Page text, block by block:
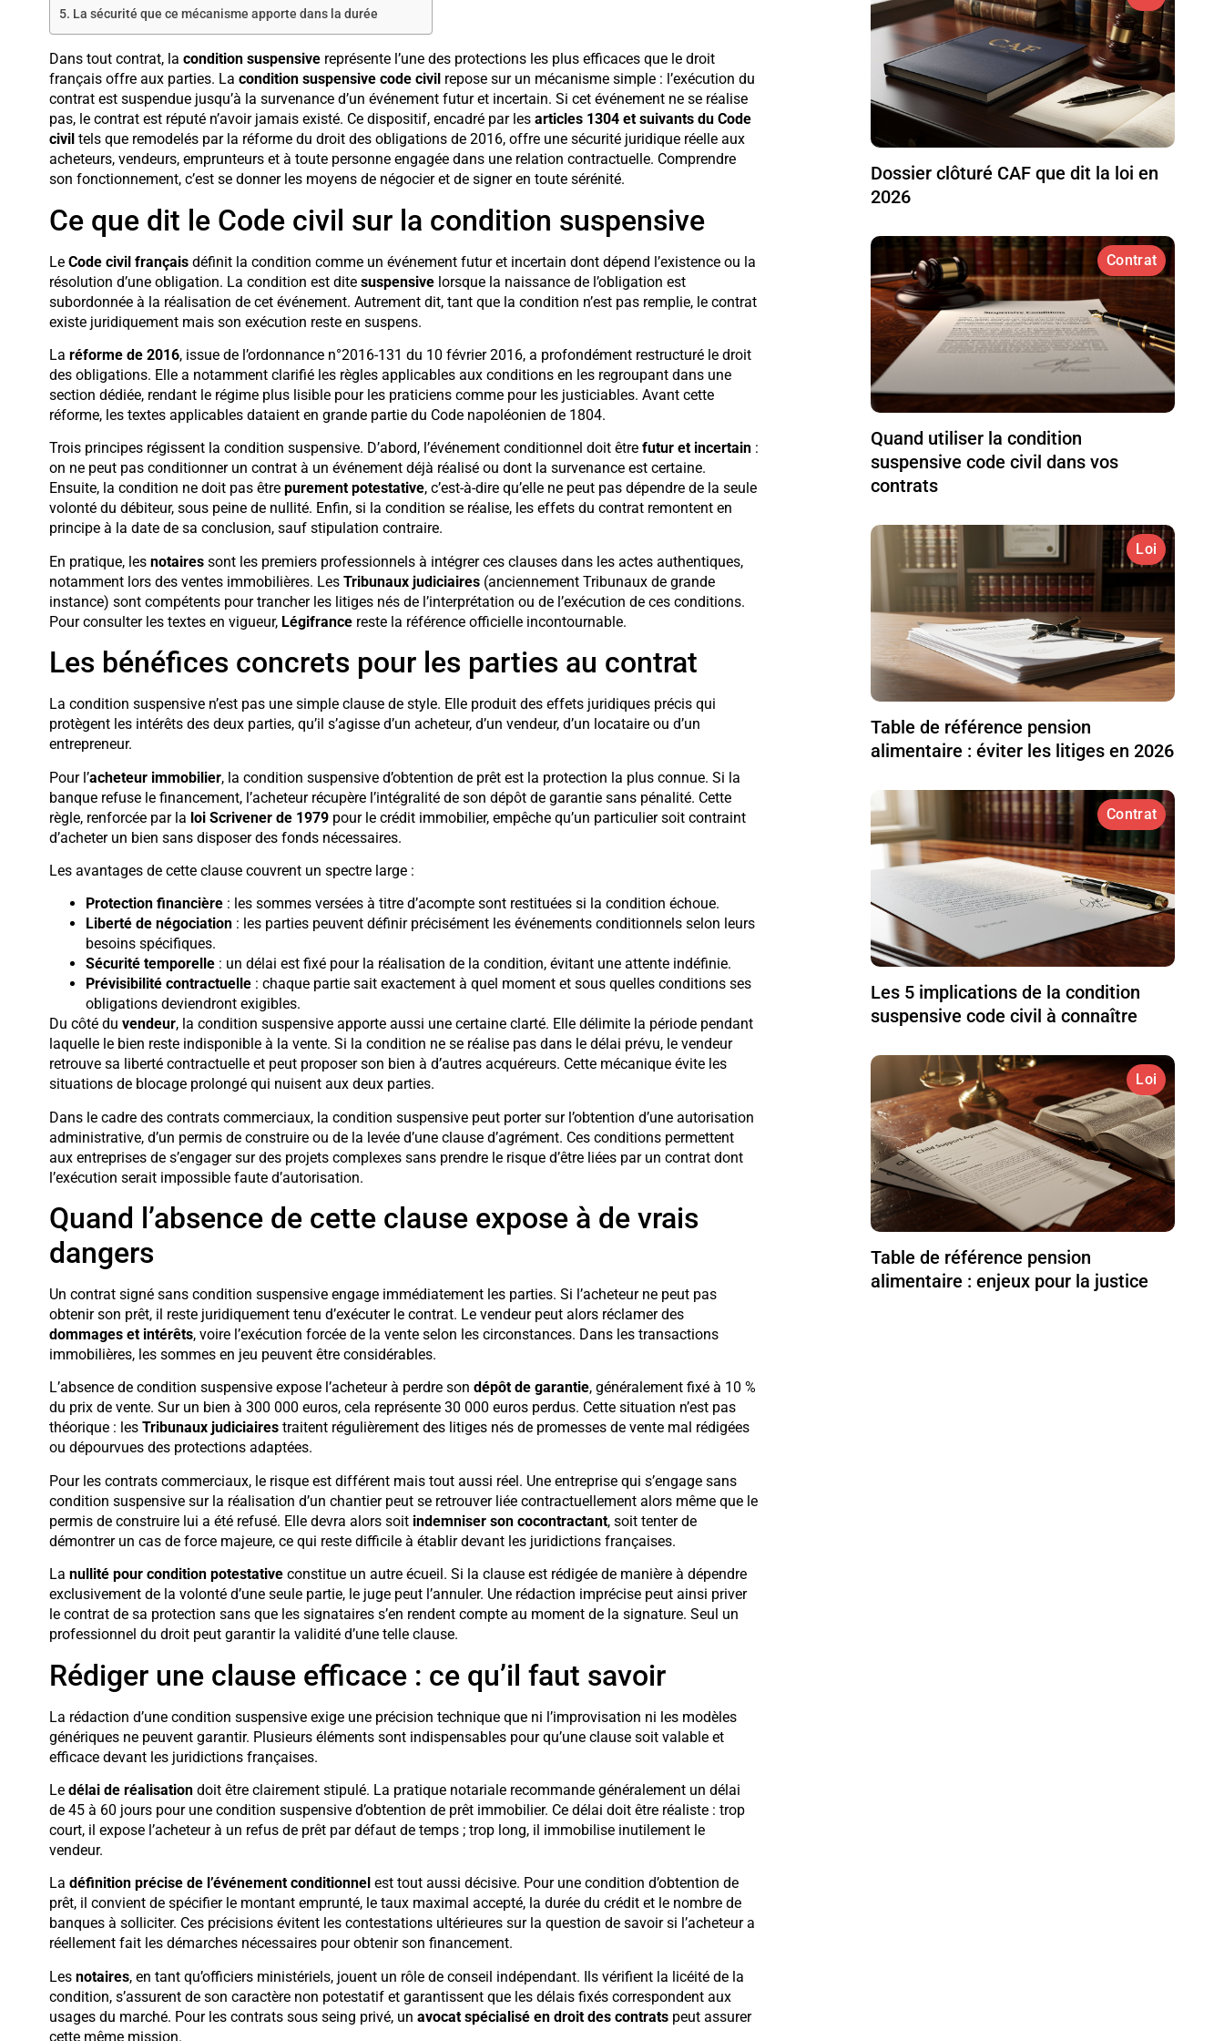
La sécurité que ce mécanisme apporte dans la durée
Dans tout contrat, la condition suspensivereprésente l’une des protections les plus efficaces que le droit
français offre aux parties. La condition suspensive code civil repose sur un mécanisme simple : l’exécution du
contrat est suspendue jusqu’à la survenance d’un événement futur et incertain. Si cet événement ne se réalise
pas, le contrat est réputé n’avoir jamais existé. Ce dispositif, encadré par les articles 1304 et suivants du Code
civil tels que remodelés par la réforme du droit des obligations de 2016, offre une sécurité juridique réelle aux
acheteurs, vendeurs, emprunteurs et à toute personne engagée dans une relation contractuelle. Comprendre
son fonctionnement, c’est se donner les moyens de négocier et de signer en toute sérénité.
Ce que dit le Code civil sur la condition suspensive
Le Code civil françaisdéfinit la condition comme un événement futur et incertain dont dépend l’existence ou la
résolution d’une obligation. La condition est dite suspensivelorsque la naissance de l’obligation est
subordonnée à la réalisation de cet événement. Autrement dit, tant que la condition n’est pas remplie, le contrat
existe juridiquement mais son exécution reste en suspens.
La réforme de 2016, issue de l’ordonnance n°2016-131 du 10 février 2016, a profondément restructuré le droit
des obligations. Elle a notamment clarifié les règles applicables aux conditions en les regroupant dans une
section dédiée, rendant le régime plus lisible pour les praticiens comme pour les justiciables. Avant cette
réforme, les textes applicables dataient en grande partie du Code napoléonien de 1804.
Trois principes régissent la condition suspensive. D’abord, l’événement conditionnel doit être futur et incertain:
on ne peut pas conditionner un contrat à un événement déjà réalisé ou dont la survenance est certaine.
Ensuite, la condition ne doit pas être purement potestative, c’est-à-dire qu’elle ne peut pas dépendre de la seule
volonté du débiteur, sous peine de nullité. Enfin, si la condition se réalise, les effets du contrat remontent en
principe à la date de sa conclusion, sauf stipulation contraire.
En pratique, les notairessont les premiers professionnels à intégrer ces clauses dans les actes authentiques,
notamment lors des ventes immobilières. Les Tribunaux judiciaires(anciennement Tribunaux de grande
instance) sont compétents pour trancher les litiges nés de l’interprétation ou de l’exécution de ces conditions.
Pour consulter les textes en vigueur, Légifrancereste la référence officielle incontournable.
Les bénéfices concrets pour les parties au contrat
La condition suspensive n’est pas une simple clause de style. Elle produit des effets juridiques précis qui
protègent les intérêts des deux parties, qu’il s’agisse d’un acheteur, d’un vendeur, d’un locataire ou d’un
entrepreneur.
Pour l’acheteur immobilier, la condition suspensive d’obtention de prêt est la protection la plus connue. Si la
banque refuse le financement, l’acheteur récupère l’intégralité de son dépôt de garantie sans pénalité. Cette
règle, renforcée par la loi Scrivener de 1979pour le crédit immobilier, empêche qu’un particulier soit contraint
d’acheter un bien sans disposer des fonds nécessaires.
Les avantages de cette clause couvrent un spectre large :
Protection financière: les sommes versées à titre d’acompte sont restituées si la condition échoue.
Liberté de négociation: les parties peuvent définir précisément les événements conditionnels selon leurs
besoins spécifiques.
Sécurité temporelle: un délai est fixé pour la réalisation de la condition, évitant une attente indéfinie.
Prévisibilité contractuelle: chaque partie sait exactement à quel moment et sous quelles conditions ses
obligations deviendront exigibles.
Du côté du vendeur, la condition suspensive apporte aussi une certaine clarté. Elle délimite la période pendant
laquelle le bien reste indisponible à la vente. Si la condition ne se réalise pas dans le délai prévu, le vendeur
retrouve sa liberté contractuelle et peut proposer son bien à d’autres acquéreurs. Cette mécanique évite les
situations de blocage prolongé qui nuisent aux deux parties.
Dans le cadre des contrats commerciaux, la condition suspensive peut porter sur l’obtention d’une autorisation
administrative, d’un permis de construire ou de la levée d’une clause d’agrément. Ces conditions permettent
aux entreprises de s’engager sur des projets complexes sans prendre le risque d’être liées par un contrat dont
l’exécution serait impossible faute d’autorisation.
Quand l’absence de cette clause expose à de vrais
dangers
Un contrat signé sans condition suspensive engage immédiatement les parties. Si l’acheteur ne peut pas
obtenir son prêt, il reste juridiquement tenu d’exécuter le contrat. Le vendeur peut alors réclamer des
dommages et intérêts, voire l’exécution forcée de la vente selon les circonstances. Dans les transactions
immobilières, les sommes en jeu peuvent être considérables.
L’absence de condition suspensive expose l’acheteur à perdre son dépôt de garantie, généralement fixé à 10 %
du prix de vente. Sur un bien à 300 000 euros, cela représente 30 000 euros perdus. Cette situation n’est pas
théorique : les Tribunaux judiciairestraitent régulièrement des litiges nés de promesses de vente mal rédigées
ou dépourvues des protections adaptées.
Pour les contrats commerciaux, le risque est différent mais tout aussi réel. Une entreprise qui s’engage sans
condition suspensive sur la réalisation d’un chantier peut se retrouver liée contractuellement alors même que le
permis de construire lui a été refusé. Elle devra alors soit indemniser son cocontractant, soit tenter de
démontrer un cas de force majeure, ce qui reste difficile à établir devant les juridictions françaises.
La nullité pour condition potestativeconstitue un autre écueil. Si la clause est rédigée de manière à dépendre
exclusivement de la volonté d’une seule partie, le juge peut l’annuler. Une rédaction imprécise peut ainsi priver
le contrat de sa protection sans que les signataires s’en rendent compte au moment de la signature. Seul un
professionnel du droit peut garantir la validité d’une telle clause.
Rédiger une clause efficace : ce qu’il faut savoir
La rédaction d’une condition suspensive exige une précision technique que ni l’improvisation ni les modèles
génériques ne peuvent garantir. Plusieurs éléments sont indispensables pour qu’une clause soit valable et
efficace devant les juridictions françaises.
Le délai de réalisationdoit être clairement stipulé. La pratique notariale recommande généralement un délai
de 45 à 60 jours pour une condition suspensive d’obtention de prêt immobilier. Ce délai doit être réaliste : trop
court, il expose l’acheteur à un refus de prêt par défaut de temps ; trop long, il immobilise inutilement le
vendeur.
La définition précise de l’événement conditionnel est tout aussi décisive. Pour une condition d’obtention de
prêt, il convient de spécifier le montant emprunté, le taux maximal accepté, la durée du crédit et le nombre de
banques à solliciter. Ces précisions évitent les contestations ultérieures sur la question de savoir si l’acheteur a
réellement fait les démarches nécessaires pour obtenir son financement.
Les notaires, en tant qu’officiers ministériels, jouent un rôle de conseil indépendant. Ils vérifient la licéité de la
condition, s’assurent de son caractère non potestatif et garantissent que les délais fixés correspondent aux
usages du marché. Pour les contrats sous seing privé, un avocat spécialisé en droit des contratspeut assurer
cette même mission.
Dossier clôturé CAF que dit la loi en
2026
Contrat
Quand utiliser la condition
suspensive code civil dans vos
contrats
Loi
Table de référence pension
alimentaire : éviter les litiges en 2026
Contrat
Les 5 implications de la condition
suspensive code civil à connaître
Loi
Table de référence pension
alimentaire : enjeux pour la justice